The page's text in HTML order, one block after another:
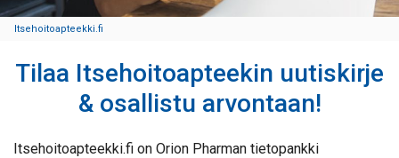
Itsehoitoapteekki.fi
Tilaa Itsehoitoapteekin uutiskirje
& osallistu arvontaan!
Itsehoitoapteekki.fi on Orion Pharman tietopankki